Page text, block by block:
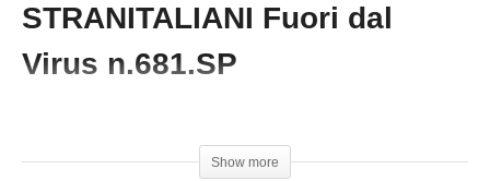
Copy Embed Code
STRANITALIANI Fuori dal
Virus n.681.SP
Show more